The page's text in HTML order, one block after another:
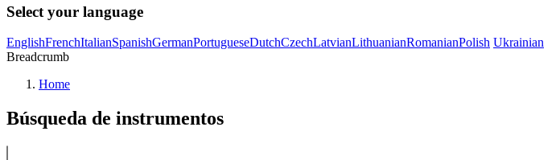
Select your language
EnglishFrenchItalianSpanishGermanPortugueseDutchCzechLatvianLithuanianRomanianPolish Ukrainian
Breadcrumb
Home
Búsqueda de instrumentos